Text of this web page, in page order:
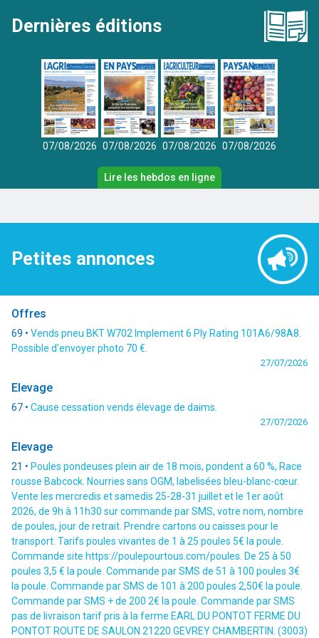
Dernières éditions
07/08/2026 07/08/2026 07/08/2026 07/08/2026
Lire les hebdos en ligne
Petites annonces
Offres
69 • Vends pneu BKT W702 Implement 6 Ply Rating 101A6/98A8.
Possible d'envoyer photo 70 €.
27/07/2026
Elevage
67 • Cause cessation vends élevage de daims.
27/07/2026
Elevage
21 • Poules pondeuses plein air de 18 mois, pondent a 60 %, Race
rousse Babcock. Nourries sans OGM, labelisées bleu-blanc-cœur.
Vente les mercredis et samedis 25-28-31 juillet et le 1er août
2026, de 9h à 11h30 sur commande par SMS, votre nom, nombre
de poules, jour de retrait. Prendre cartons ou caisses pour le
transport. Tarifs poules vivantes de 1 à 25 poules 5€ la poule.
Commande site https://poulepourtous.com/poules. De 25 à 50
poules 3,5 € la poule. Commande par SMS de 51 à 100 poules 3€
la poule. Commande par SMS de 101 à 200 poules 2,50€ la poule.
Commande par SMS + de 200 2€ la poule. Commande par SMS
pas de livraison tarif pris à la ferme EARL DU PONTOT FERME DU
PONTOT ROUTE DE SAULON 21220 GEVREY CHAMBERTIN. (3003)